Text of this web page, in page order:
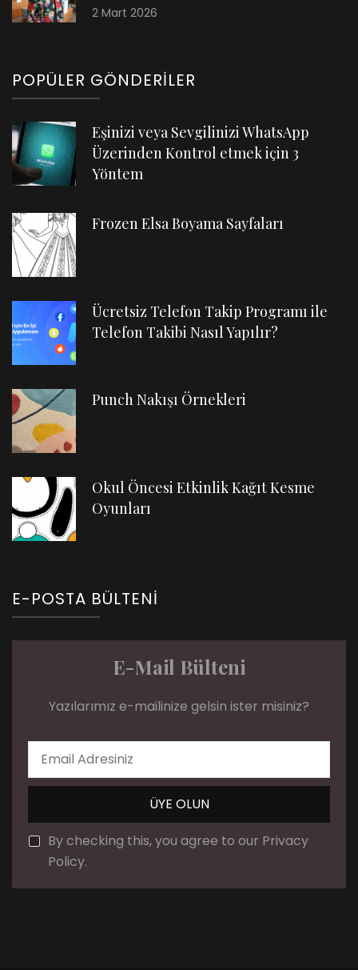
2 Mart 2026
POPÜLER GÖNDERILER
Eşinizi veya Sevgilinizi WhatsApp
Üzerinden Kontrol etmek için 3
Yöntem
Frozen Elsa Boyama Sayfaları
Ücretsiz Telefon Takip Programı ile
Telefon Takibi Nasıl Yapılır?
Punch Nakışı Örnekleri
Okul Öncesi Etkinlik Kağıt Kesme
Oyunları
E-POSTA BÜLTENI
E-Mail Bülteni
Yazılarımız e-mailinize gelsin ister misiniz?
By checking this, you agree to our Privacy
Policy.